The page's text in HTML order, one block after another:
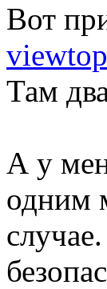
Вот
Там
А у
одним